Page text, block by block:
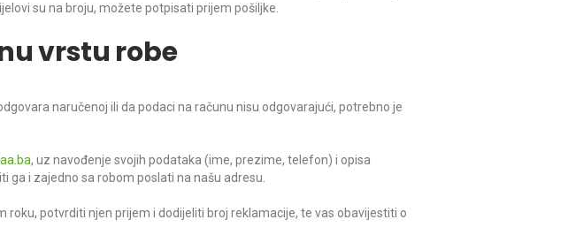
su na broju, možete potpisati prijem pošiljke.
vrstu robe
naručenoj ili da podaci na računu nisu odgovarajući, potrebno je
, uz navođenje svojih podataka (ime, prezime, telefon) i opisa
i zajedno sa robom poslati na našu adresu.
potvrditi njen prijem i dodijeliti broj reklamacije, te vas obavijestiti o